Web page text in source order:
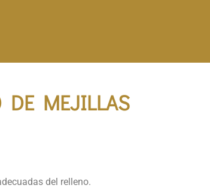
DE MEJILLAS
del relleno.